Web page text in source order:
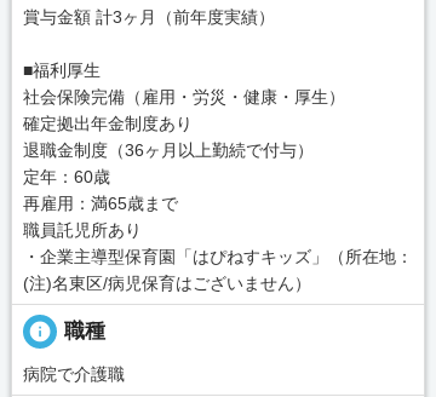
賞与金額 計3ヶ月（前年度実績）
■福利厚生
社会保険完備（雇用・労災・健康・厚生）
確定拠出年金制度あり
退職金制度（36ヶ月以上勤続で付与）
定年：60歳
再雇用：満65歳まで
職員託児所あり
・企業主導型保育園「はぴねすキッズ」（所在地：
(注)名東区/病児保育はございません）
info 職種
病院で介護職